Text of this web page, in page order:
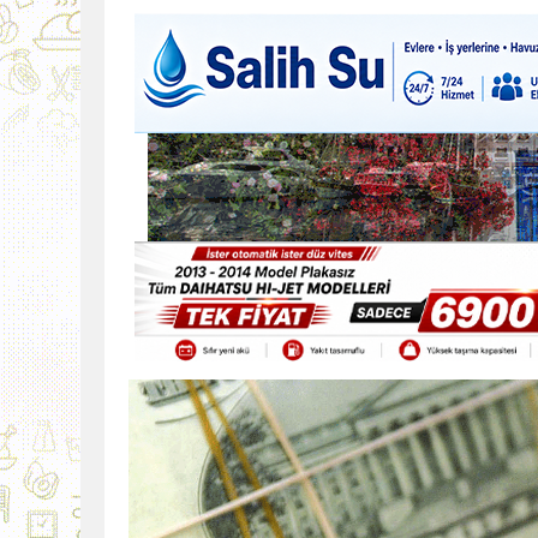
9:30 SON DAKİKA
13:42 BEROVA: HAYAT
20:30 Cumhurbaşkanı